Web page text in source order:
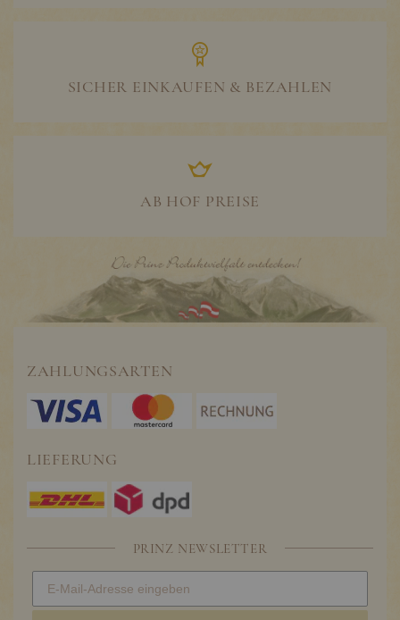
SICHER EINKAUFEN & BEZAHLEN
AB HOF PREISE
ZAHLUNGSARTEN
LIEFERUNG
PRINZ NEWSLETTER